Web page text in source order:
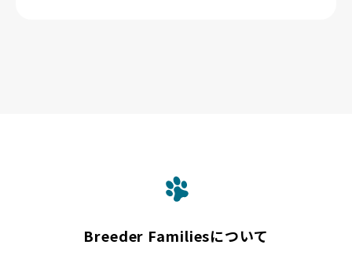
Breeder Familiesについて